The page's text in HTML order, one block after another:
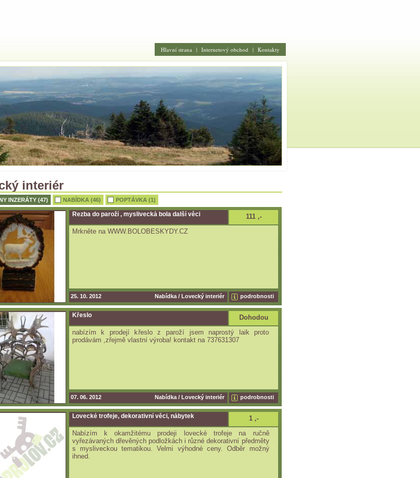
interiér
INZERÁTY (47) NABÍDKA (46) POPTÁVKA (1)
Řezba do paroží , myslivecká bola další věci
111 ,-
Mrkněte na WWW.BOLOBESKYDY.CZ
podrobnosti
25. 10. 2012 Nabídka / Lovecký interiér
Křeslo
Dohodou
nabízím k prodejí křeslo z paroží jsem naprostý laik proto
prodávám ,zřejmě vlastní výroba! kontakt na 737631307
podrobnosti
07. 06. 2012 Nabídka / Lovecký interiér
Lovecké trofeje, dekorativní věci, nábytek
1 ,-
Nabízím k okamžitému prodeji lovecké trofeje na ručně
vyřezávaných dřevěných podložkách i různé dekorativní předměty
s mysliveckou tematikou. Velmi výhodné ceny. Odběr možný
ihned.
Hlavní strana | Internetový obchod | Kontakty